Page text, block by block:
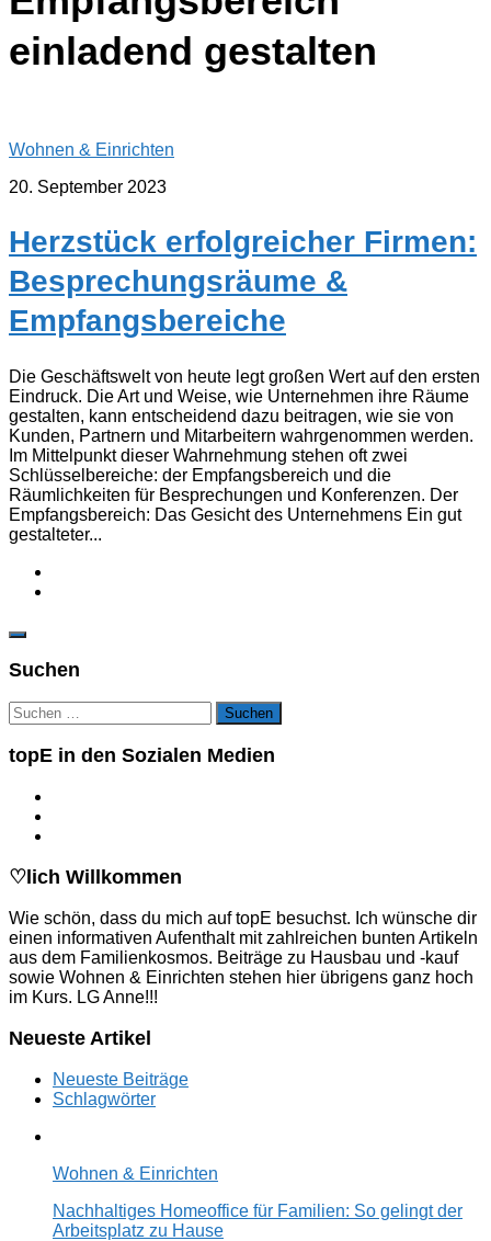
einladend gestalten
Wohnen & Einrichten
20. September 2023
Herzstück erfolgreicher Firmen:
Besprechungsräume &
Empfangsbereiche
Die Geschäftswelt von heute legt großen Wert auf den ersten
Eindruck. Die Art und Weise, wie Unternehmen ihre Räume
gestalten, kann entscheidend dazu beitragen, wie sie von
Kunden, Partnern und Mitarbeitern wahrgenommen werden.
Im Mittelpunkt dieser Wahrnehmung stehen oft zwei
Schlüsselbereiche: der Empfangsbereich und die
Räumlichkeiten für Besprechungen und Konferenzen. Der
Empfangsbereich: Das Gesicht des Unternehmens Ein gut
gestalteter...
Suchen
Suchen
nach:
topE in den Sozialen Medien
♡lich Willkommen
Wie schön, dass du mich auf topE besuchst. Ich wünsche dir
einen informativen Aufenthalt mit zahlreichen bunten Artikeln
aus dem Familienkosmos. Beiträge zu Hausbau und -kauf
sowie Wohnen & Einrichten stehen hier übrigens ganz hoch
im Kurs. LG Anne!!!
Neueste Artikel
Neueste Beiträge
Schlagwörter
Wohnen & Einrichten
Nachhaltiges Homeoffice für Familien: So gelingt der
Arbeitsplatz zu Hause